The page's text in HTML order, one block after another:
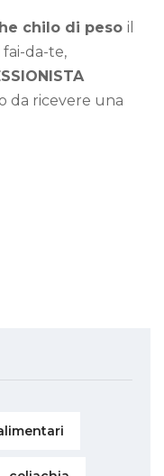
chilo di peso il
da-te,
da ricevere una